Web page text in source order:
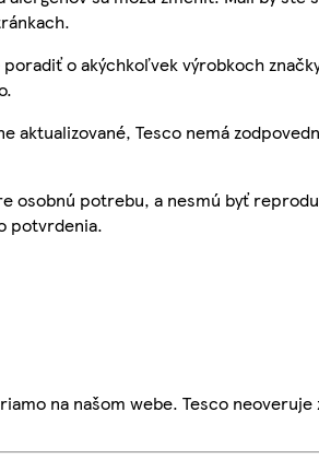
o akýchkoľvek výrobkoch
aktualizované, Tesco nemá
osobnú potrebu, a nesmú byť
potvrdenia.
na našom webe. Tesco